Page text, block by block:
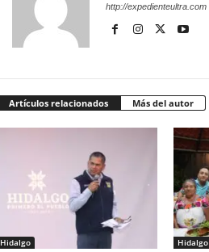
http://expedienteultra.com
Artículos relacionados Más del autor
Hidalgo Hidalgo